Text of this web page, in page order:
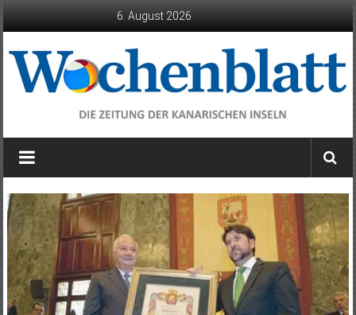
6. August 2026
Wochenblatt
die
der
Kanarischen
Inseln